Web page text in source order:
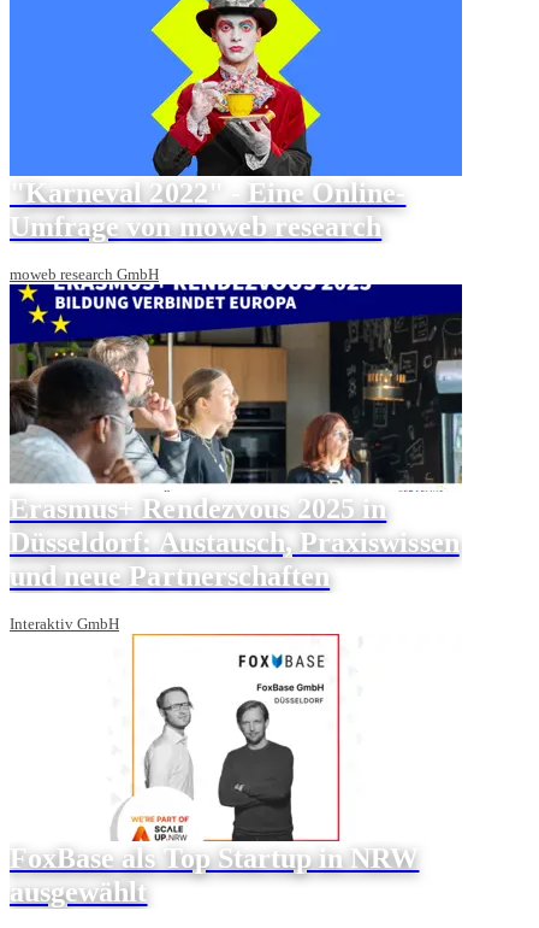
"Karneval 2022" - Eine Online-
Umfrage von moweb research
moweb research GmbH
Erasmus+ Rendezvous 2025 in
Düsseldorf: Austausch, Praxiswissen
und neue Partnerschaften
Interaktiv GmbH
FoxBase als Top Startup in NRW
ausgewählt